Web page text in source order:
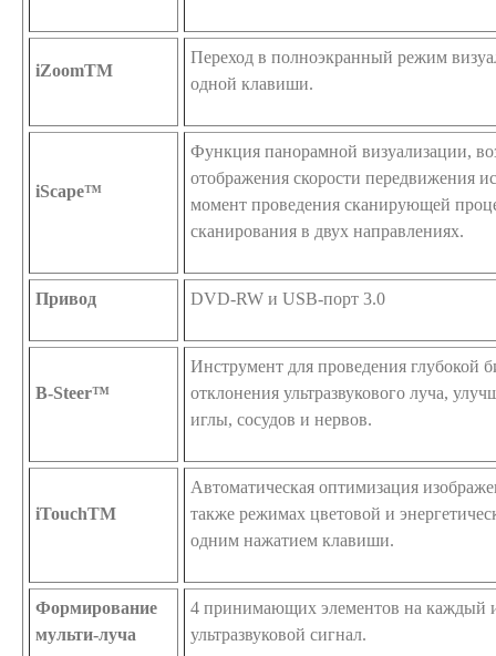
iZoomTM
Переход в полноэкранный режим
одной клавиши.
iScape™
Функция панорамной визуализации,
отображения скорости передвижения
момент проведения сканирующей
сканирования в двух направлениях.
Привод DVD-RW и USB-порт 3.0
B-Steer™
Инструмент для проведения глубокой
отклонения ультразвукового луча,
иглы, сосудов и нервов.
iTouchTM
Автоматическая оптимизация
также режимах цветовой и
одним нажатием клавиши.
Формирование
мульти-луча
4 принимающих элементов на каждый
ультразвуковой сигнал.